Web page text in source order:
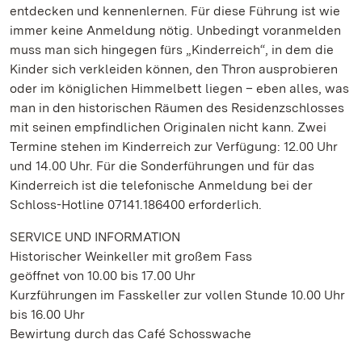
entdecken und kennenlernen. Für diese Führung ist wie
immer keine Anmeldung nötig. Unbedingt voranmelden
muss man sich hingegen fürs „Kinderreich“, in dem die
Kinder sich verkleiden können, den Thron ausprobieren
oder im königlichen Himmelbett liegen – eben alles, was
man in den historischen Räumen des Residenzschlosses
mit seinen empfindlichen Originalen nicht kann. Zwei
Termine stehen im Kinderreich zur Verfügung: 12.00 Uhr
und 14.00 Uhr. Für die Sonderführungen und für das
Kinderreich ist die telefonische Anmeldung bei der
Schloss-Hotline 07141.186400 erforderlich.
SERVICE UND INFORMATION
Historischer Weinkeller mit großem Fass
geöffnet von 10.00 bis 17.00 Uhr
Kurzführungen im Fasskeller zur vollen Stunde 10.00 Uhr
bis 16.00 Uhr
Bewirtung durch das Café Schosswache